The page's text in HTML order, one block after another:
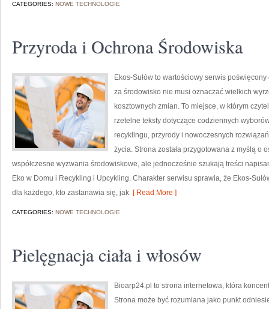
CATEGORIES: NOWE TECHNOLOGIE
Przyroda i Ochrona Środowiska
Ekos-Sułów to wartościowy serwis
za środowisko nie musi oznaczać wielkich
kosztownych zmian. To miejsce, w którym
rzetelne teksty dotyczące codziennych
recyklingu, przyrody i nowoczesnych
życia. Strona została przygotowana z myślą o
współczesne wyzwania środowiskowe, ale jednocześnie szukają treści
Eko w Domu i Recykling i Upcykling. Charakter serwisu sprawia, że Ekos-
dla każdego, kto zastanawia się, jak [ Read More ]
CATEGORIES: NOWE TECHNOLOGIE
Pielęgnacja ciała i włosów
Bioarp24.pl to strona internetowa, która
Strona może być rozumiana jako punkt